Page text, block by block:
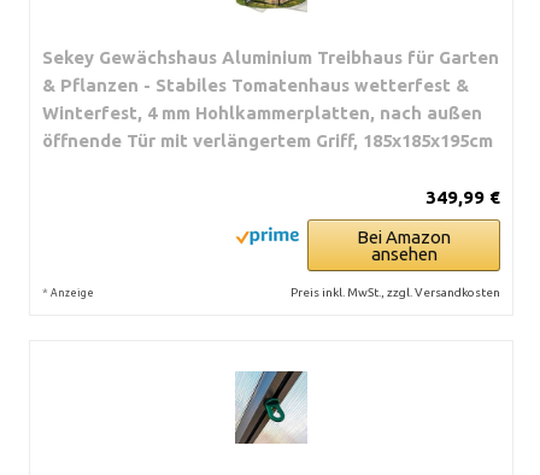
Sekey Gewächshaus Aluminium Treibhaus für Garten
& Pflanzen - Stabiles Tomatenhaus wetterfest &
Winterfest, 4 mm Hohlkammerplatten, nach außen
öffnende Tür mit verlängertem Griff, 185x185x195cm
349,99 €
Bei Amazon
ansehen
* Anzeige Preis inkl. MwSt., zzgl. Versandkosten